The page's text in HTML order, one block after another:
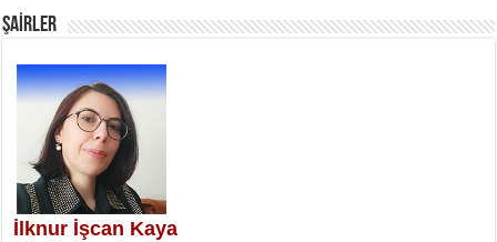
SATILMIŞ ÜMİT ÇETİNKAYA
Erkenlik...
ŞAİRLER
İlknur İşcan Kaya